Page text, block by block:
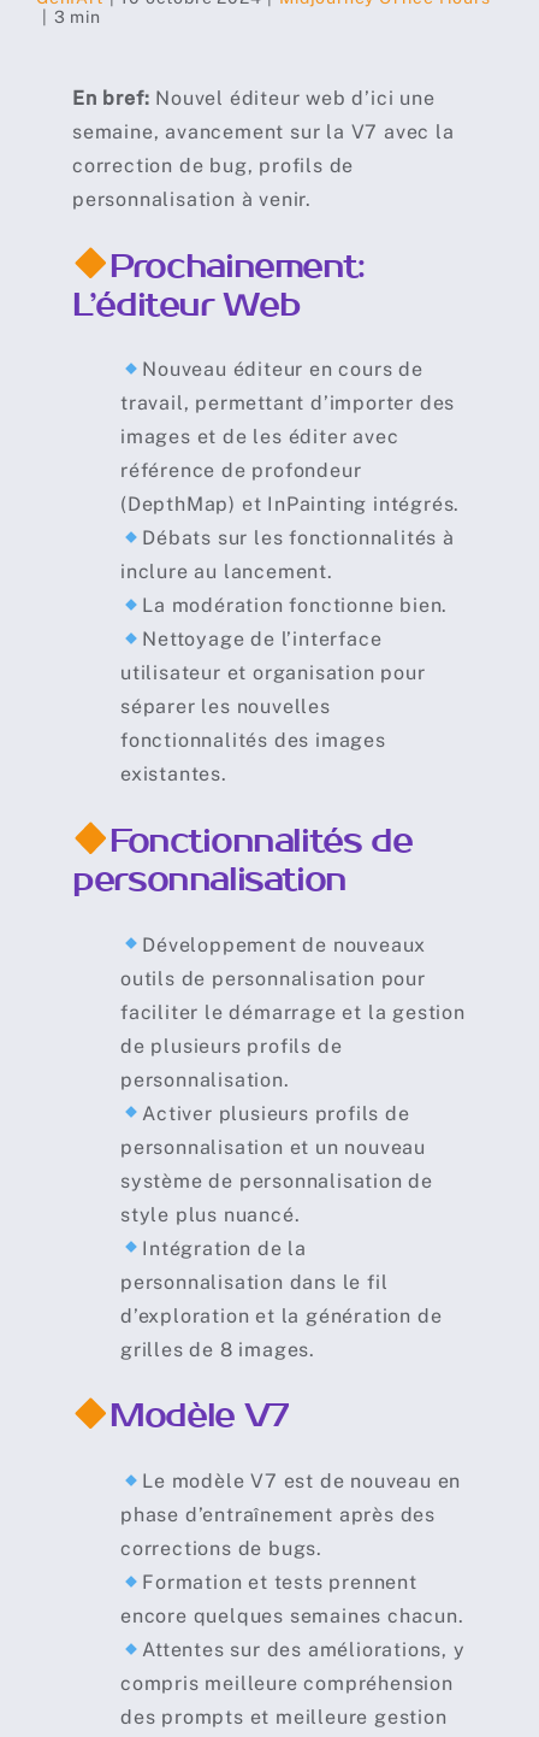
3 min
En bref: Nouvel éditeur web d’ici une
semaine, avancement sur la V7 avec la
correction de bug, profils de
personnalisation à venir.
Prochainement:
L’éditeur Web
Nouveau éditeur en cours de
travail, permettant d’importer des
images et de les éditer avec
référence de profondeur
(DepthMap) et InPainting intégrés.
Débats sur les fonctionnalités à
inclure au lancement.
La modération fonctionne bien.
Nettoyage de l’interface
utilisateur et organisation pour
séparer les nouvelles
fonctionnalités des images
existantes.
Fonctionnalités de
personnalisation
Développement de nouveaux
outils de personnalisation pour
faciliter le démarrage et la gestion
de plusieurs profils de
personnalisation.
Activer plusieurs profils de
personnalisation et un nouveau
système de personnalisation de
style plus nuancé.
Intégration de la
personnalisation dans le fil
d’exploration et la génération de
grilles de 8 images.
Modèle V7
Le modèle V7 est de nouveau en
phase d’entraînement après des
corrections de bugs.
Formation et tests prennent
encore quelques semaines chacun.
Attentes sur des améliorations, y
compris meilleure compréhension
des prompts et meilleure gestion